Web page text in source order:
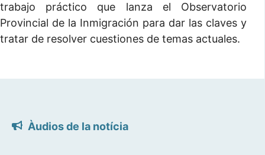
trabajo práctico que lanza el Observatorio
Provincial de la Inmigración para dar las claves y
tratar de resolver cuestiones de temas actuales.
Àudios de la notícia